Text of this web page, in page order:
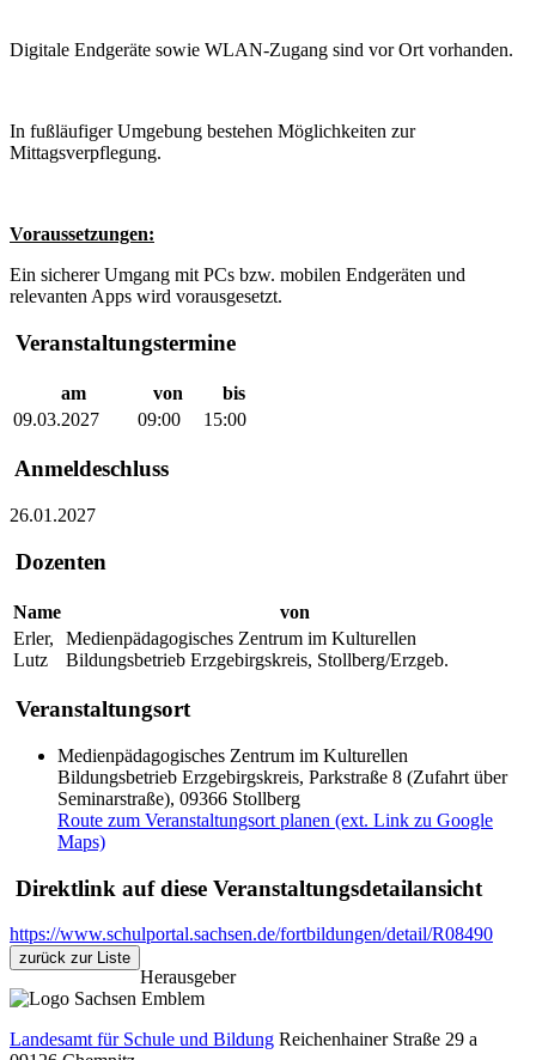
Digitale Endgeräte sowie WLAN-Zugang sind vor Ort vorhanden.
In fußläufiger Umgebung bestehen Möglichkeiten zur
Mittagsverpflegung.
Voraussetzungen:
Ein sicherer Umgang mit PCs bzw. mobilen Endgeräten und
relevanten Apps wird vorausgesetzt.
Veranstaltungstermine
am von
bis
09.03.2027
09:00 15:00
Anmeldeschluss
26.01.2027
Dozenten
Name
von
Erler,
Lutz
Medienpädagogisches Zentrum im Kulturellen
Bildungsbetrieb Erzgebirgskreis, Stollberg/Erzgeb.
Veranstaltungsort
Medienpädagogisches Zentrum im Kulturellen
Bildungsbetrieb Erzgebirgskreis, Parkstraße 8 (Zufahrt über
Seminarstraße), 09366 Stollberg
Route zum Veranstaltungsort planen (ext. Link zu Google
Maps)
Direktlink auf diese Veranstaltungsdetailansicht
https://www.schulportal.sachsen.de/fortbildungen/detail/R08490
zurück zur Liste
Herausgeber
Landesamt für Schule und Bildung Reichenhainer Straße 29 a